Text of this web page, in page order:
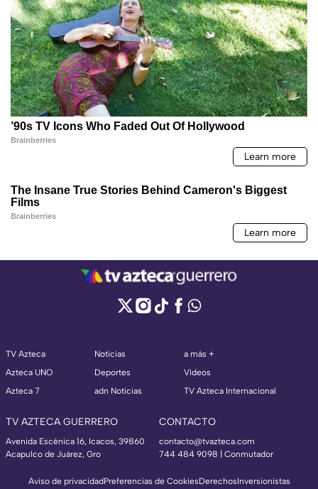
TV Azteca
Azteca UNO
Azteca 7
Noticias
Deportes
adn Noticias
a más +
Videos
TV Azteca Internacional
TV AZTECA GUERRERO
Avenida Escénica 16, Icacos, 39860
Acapulco de Juárez, Gro
CONTACTO
contacto@tvazteca.com
744 484 9098 | Conmutador
Aviso de privacidadPreferencias de CookiesDerechosInversionistas